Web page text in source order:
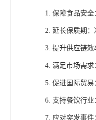
1. 保障食品安
2. 延长保质期
3. 提升供应链效
4. 满足市场需求
5. 促进国际贸易
6. 支持餐饮行业
7. 应对突发事